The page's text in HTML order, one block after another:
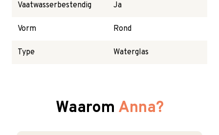
Vaatwasserbestendig Ja
Vorm Rond
Type Waterglas
Waarom Anna?